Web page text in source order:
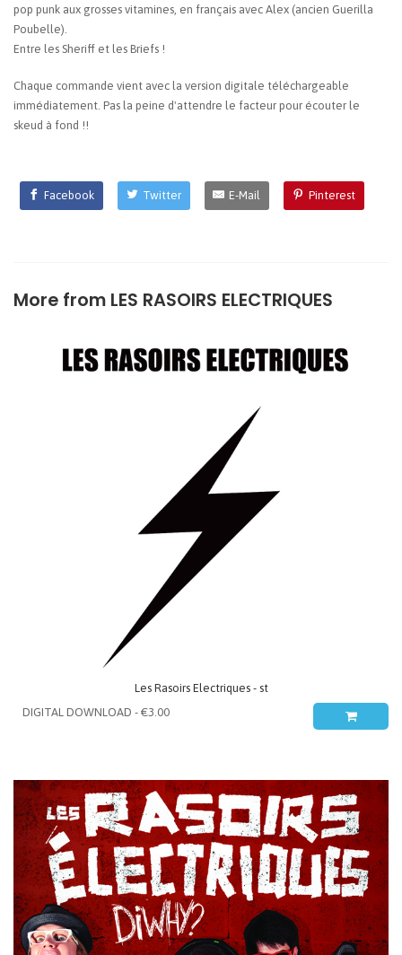
pop punk aux grosses vitamines, en français avec Alex (ancien Guerilla
Poubelle).
Entre les Sheriff et les Briefs !
Chaque commande vient avec la version digitale téléchargeable
immédiatement. Pas la peine d'attendre le facteur pour écouter le
skeud à fond !!
Facebook Twitter E-Mail Pinterest
More from LES RASOIRS ELECTRIQUES
Les Rasoirs Electriques - st